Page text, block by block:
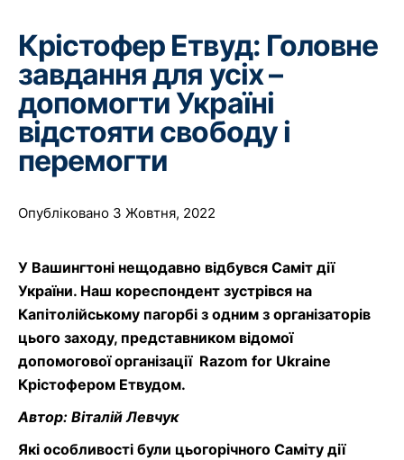
Крістофер Етвуд: Головне
завдання для усіх –
допомогти Україні
відстояти свободу і
перемогти
Опубліковано 3 Жовтня, 2022
У Вашингтоні нещодавно відбувся Саміт дії
України. Наш кореспондент зустрівся на
Капітолійському пагорбі з одним з організаторів
цього заходу, представником відомої
допомоговоїорганізації Razom for Ukraine
Крістофером Етвудом.
Автор: Віталій Левчук
Які особливості були цьогорічного Саміту дії